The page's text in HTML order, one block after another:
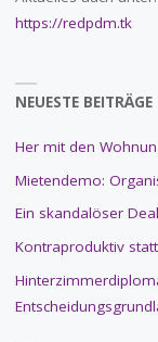
https://redpdm.tk
NEUESTE BEITRÄGE
Her mit den
Mietendemo:
Ein skandalöser Deal
Kontraproduktiv